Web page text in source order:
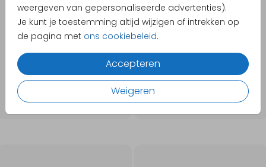
weergeven van gepersonaliseerde advertenties).
Je kunt je toestemming altijd wijzigen of intrekken op
de pagina met ons cookiebeleid.
Accepteren
Weigeren